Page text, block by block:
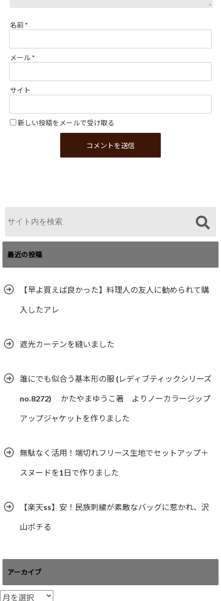
名前*
メール*
サイト
新しい投稿をメールで受け取る
最近の投稿
【早よ買えば良かった】料理人の友人に勧められて購
入したアレ
遮光カーテンを縫いました
誰にでも似合う基本形の服 (レディブティックシリーズ
no.8272) かたやまゆうこ著 よりノーカラージップ
アップジャケットを作りました
無駄なく活用！端切れフリース生地でセットアップ＋
スヌードを1日で作りました
【楽天ss】安！民族刺繍が素敵なバッグに惹かれ、沢
山ポチる
アーカイブ
ア